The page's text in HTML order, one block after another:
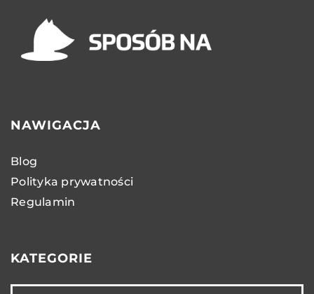
NAWIGACJA
Blog
Polityka prywatności
Regulamin
KATEGORIE